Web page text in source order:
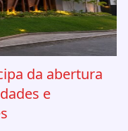
da abertura
e